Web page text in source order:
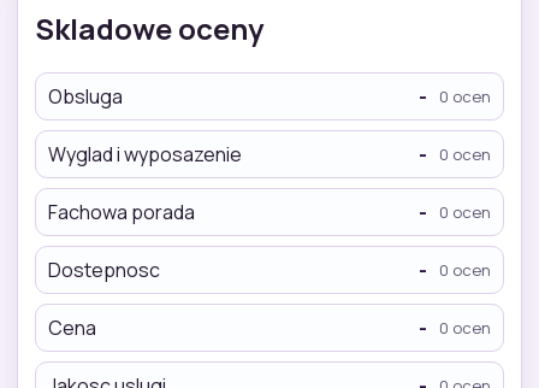
Skladowe oceny
Obsluga - 0 ocen
Wyglad i wyposazenie - 0 ocen
Fachowa porada - 0 ocen
Dostepnosc - 0 ocen
Cena - 0 ocen